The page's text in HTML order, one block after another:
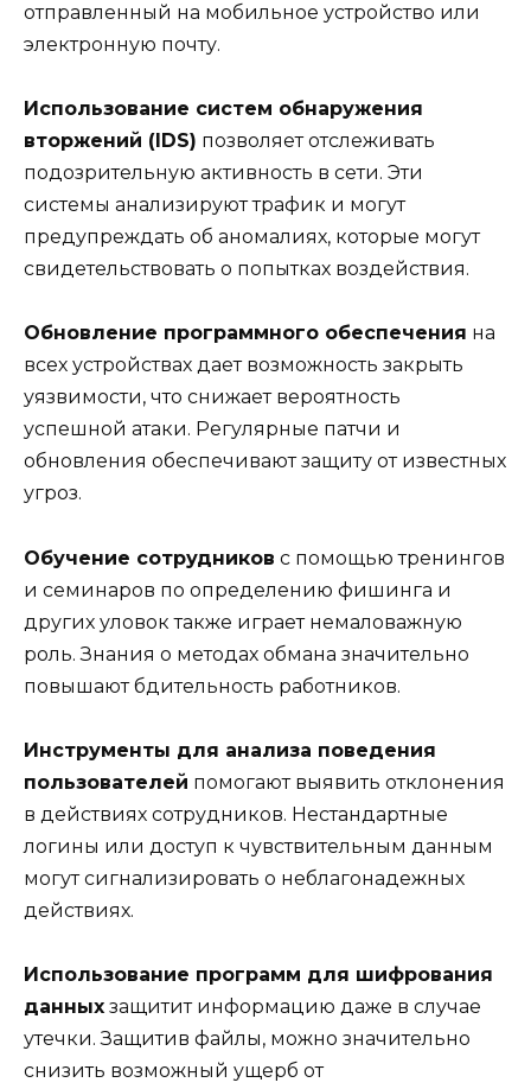
отправленный на мобильное устройство или
электронную почту.
Использование систем обнаружения
вторжений (IDS) позволяет отслеживать
подозрительную активность в сети. Эти
системы анализируют трафик и могут
предупреждать об аномалиях, которые могут
свидетельствовать о попытках воздействия.
Обновление программного обеспечения на
всех устройствах дает возможность закрыть
уязвимости, что снижает вероятность
успешной атаки. Регулярные патчи и
обновления обеспечивают защиту от известных
угроз.
Обучение сотрудников с помощью тренингов
и семинаров по определению фишинга и
других уловок также играет немаловажную
роль. Знания о методах обмана значительно
повышают бдительность работников.
Инструменты для анализа поведения
пользователей помогают выявить отклонения
в действиях сотрудников. Нестандартные
логины или доступ к чувствительным данным
могут сигнализировать о неблагонадежных
действиях.
Использование программ для шифрования
данных защитит информацию даже в случае
утечки. Защитив файлы, можно значительно
снизить возможный ущерб от